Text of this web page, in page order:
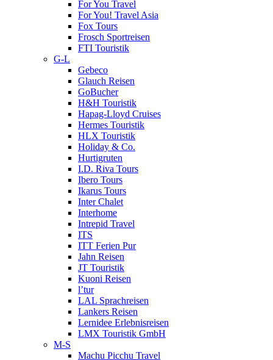
For You Travel
For You! Travel Asia
Fox Tours
Frosch Sportreisen
FTI Touristik
G-L
Gebeco
Glauch Reisen
GoBucher
H&H Touristik
Hapag-Lloyd Cruises
Hermes Touristik
HLX Touristik
Holiday & Co.
Hurtigruten
I.D. Riva Tours
Ibero Tours
Ikarus Tours
Inter Chalet
Interhome
Intrepid Travel
ITS
ITT Ferien Pur
Jahn Reisen
JT Touristik
Kuoni Reisen
l’tur
LAL Sprachreisen
Lankers Reisen
Lernidee Erlebnisreisen
LMX Touristik GmbH
M-S
Machu Picchu Travel